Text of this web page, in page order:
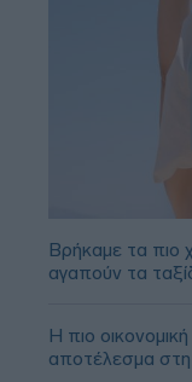
Βρήκαμε τα πιο
αγαπούν τα
Η πιο
αποτέλεσμα